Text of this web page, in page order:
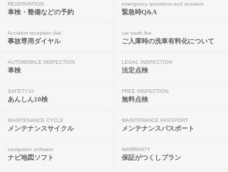
RESERVATION
車検・整備などの予約
emergency questions and answers
緊急時Q&A
Accident reception dial
事故専用ダイヤル
car wash fee
ご入庫時の洗車有料化について
AUTOMOBILE INSPECTION
車検
LEGAL INSPECTION
法定点検
SAFETY10
あんしん10検
FREE INSPECTION
無料点検
MAINTENANCE CYCLE
メンテナンスサイクル
MAINTENANCE PASSPORT
メンテナンスパスポート
navigation software
ナビ地図ソフト
WARRANTY
保証がつくしプラン